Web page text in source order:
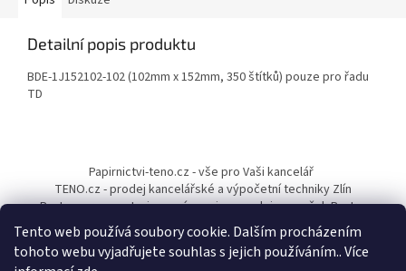
Tento web používá soubory cookie. Dalším procházením
tohoto webu vyjadřujete souhlas s jejich používáním.. Více
Detailní popis produktu
BDE-1J152102-102 (102mm x 152mm, 350 štítků) pouze pro řadu
TD
a
Papirnictvi-teno.cz - vše pro Vaši kancelář
TENO.cz - prodej kancelářské a výpočetní techniky Zlín
Pantum-cr.cz - autorizovaný servis a prodejce značek Pantum